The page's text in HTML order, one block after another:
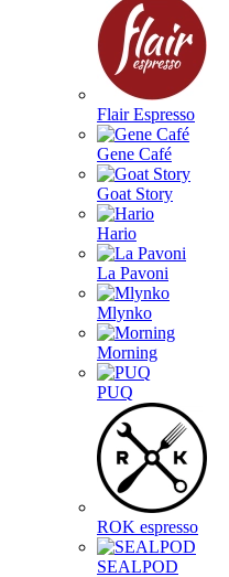
Flair Espresso
Gene Café
Goat Story
Hario
La Pavoni
Mlynko
Morning
PUQ
ROK espresso
SEALPOD